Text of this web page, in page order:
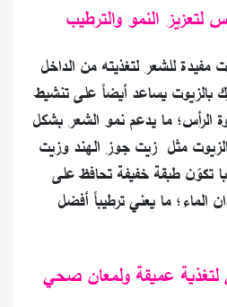
مفيدة للشعر لتغذيته من الداخل
بالزيوت يساعد أيضاً على تنشيط
الرأس؛ ما يدعم نمو الشعر بشكل
مثل زيت جوز الهند وزيت
تكوّن طبقة خفيفة تحافظ على
الماء؛ ما يعني ترطيباً أفضل